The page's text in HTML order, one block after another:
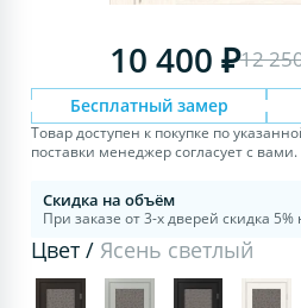
10 400 ₽12
Бесплатный замер
Товар доступен к покупке по
поставки менеджер согласует с вами.
Скидка на объём
При заказе от 3-х дверей скидка 5%
Цвет /Ясень светлый